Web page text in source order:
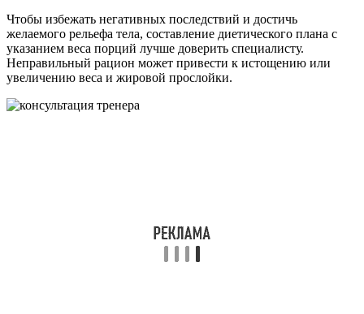
Чтобы избежать негативных последствий и достичь
желаемого рельефа тела, составление диетического плана с
указанием веса порций лучше доверить специалисту.
Неправильный рацион может привести к истощению или
увеличению веса и жировой прослойки.